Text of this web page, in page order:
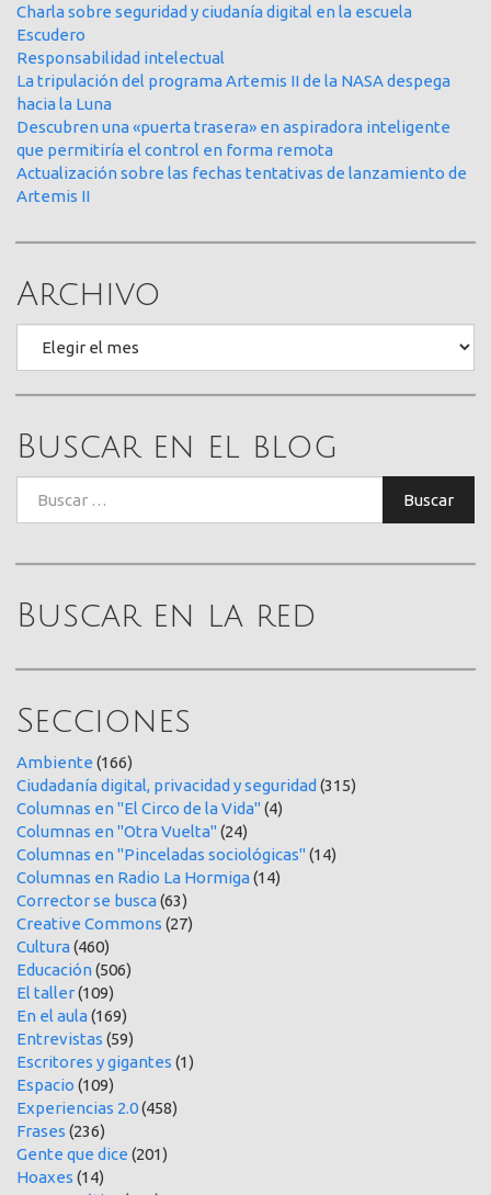
Charla sobre seguridad y ciudanía digital en la escuela
Escudero
Responsabilidad intelectual
La tripulación del programa Artemis II de la NASA despega
hacia la Luna
Descubren una «puerta trasera» en aspiradora inteligente
que permitiría el control en forma remota
Actualización sobre las fechas tentativas de lanzamiento de
Artemis II
Archivo
Buscar en el blog
Buscar
Buscar en la red
Secciones
Ambiente (166)
Ciudadanía digital, privacidad y seguridad (315)
Columnas en "El Circo de la Vida"(4)
Columnas en "Otra Vuelta"(24)
Columnas en "Pinceladas sociológicas"(14)
Columnas en Radio La Hormiga(14)
Corrector se busca(63)
Creative Commons (27)
Cultura(460)
Educación(506)
El taller(109)
En el aula(169)
Entrevistas (59)
Escritores y gigantes (1)
Espacio (109)
Experiencias 2.0(458)
Frases (236)
Gente que dice (201)
Hoaxes (14)